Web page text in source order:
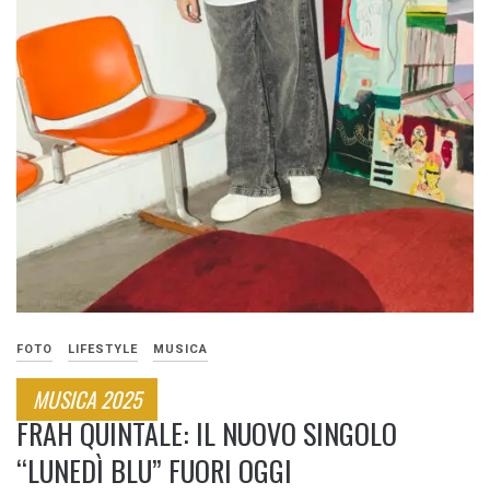
FOTO LIFESTYLE MUSICA
MUSICA 2025
FRAH QUINTALE: IL NUOVO SINGOLO
“LUNEDÌ BLU” FUORI OGGI